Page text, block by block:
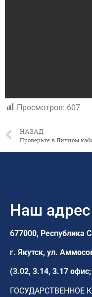
Просмотров: 607
НАЗАД
Наш адрес
677000, Республика
г. Якутск, ул.
(3.02, 3.14, 3.17
ГОСУДАРСТВЕННОЕ